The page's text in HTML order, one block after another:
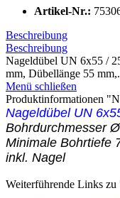
Artikel-Nr.:
Beschreibung
Beschreibung
Nageldübel UN 6x55 /
mm, Dübellänge 55
Menü schließen
Produktinformationen
Nageldübel UN
Bohrdurchmesser
Minimale Bohrtiefe
inkl. Nagel
Weiterführende Links